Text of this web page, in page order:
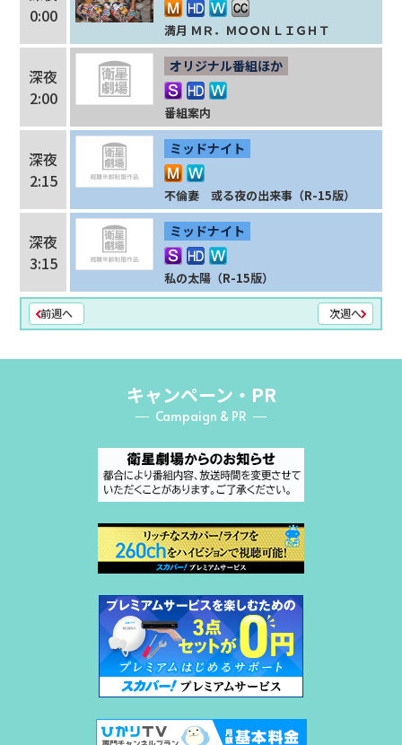
0:00
満月 ＭＲ．ＭＯＯＮＬＩＧＨＴ
深夜
2:00
オリジナル番組ほか
番組案内
深夜
2:15
ミッドナイト
不倫妻 或る夜の出来事（R-15版）
深夜
3:15
ミッドナイト
私の太陽（R-15版）
前週へ 次週へ
キャンペーン・PR
Campaign & PR